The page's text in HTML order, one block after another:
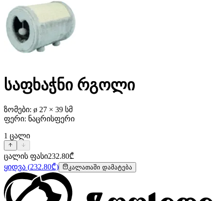
საფხაჭნი რგოლი
ზომები: ø 27 × 39 სმ
ფერი: ნაცრისფერი
1 ცალი
ცალის ფასი232.80₾
ყიდვა (232.80₾) კალათაში დამატება